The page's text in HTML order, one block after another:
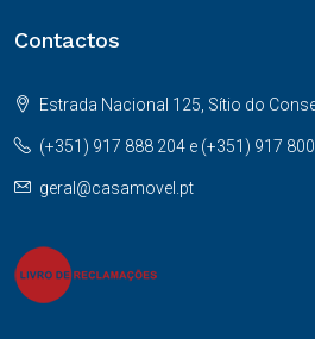
Contactos
Estrada Nacional 125, Sítio do
(+351) 917 888 204 e (+351) 917 800
geral@casamovel.pt